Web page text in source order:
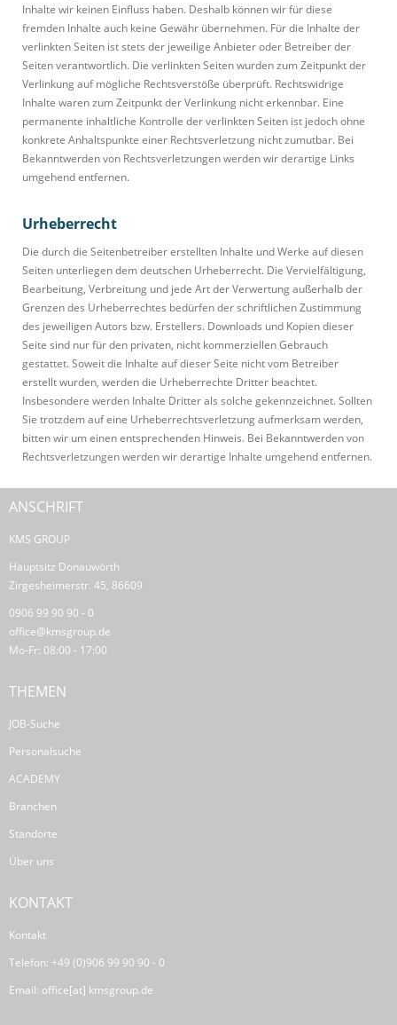
Inhalte wir keinen Einfluss haben. Deshalb können wir für diese
fremden Inhalte auch keine Gewähr übernehmen. Für die Inhalte der
verlinkten Seiten ist stets der jeweilige Anbieter oder Betreiber der
Seiten verantwortlich. Die verlinkten Seiten wurden zum Zeitpunkt der
Verlinkung auf mögliche Rechtsverstöße überprüft. Rechtswidrige
Inhalte waren zum Zeitpunkt der Verlinkung nicht erkennbar. Eine
permanente inhaltliche Kontrolle der verlinkten Seiten ist jedoch ohne
konkrete Anhaltspunkte einer Rechtsverletzung nicht zumutbar. Bei
Bekanntwerden von Rechtsverletzungen werden wir derartige Links
umgehend entfernen.
Urheberrecht
Die durch die Seitenbetreiber erstellten Inhalte und Werke auf diesen
Seiten unterliegen dem deutschen Urheberrecht. Die Vervielfältigung,
Bearbeitung, Verbreitung und jede Art der Verwertung außerhalb der
Grenzen des Urheberrechtes bedürfen der schriftlichen Zustimmung
des jeweiligen Autors bzw. Erstellers. Downloads und Kopien dieser
Seite sind nur für den privaten, nicht kommerziellen Gebrauch
gestattet. Soweit die Inhalte auf dieser Seite nicht vom Betreiber
erstellt wurden, werden die Urheberrechte Dritter beachtet.
Insbesondere werden Inhalte Dritter als solche gekennzeichnet. Sollten
Sie trotzdem auf eine Urheberrechtsverletzung aufmerksam werden,
bitten wir um einen entsprechenden Hinweis. Bei Bekanntwerden von
Rechtsverletzungen werden wir derartige Inhalte umgehend entfernen.
ANSCHRIFT
KMS GROUP
Hauptsitz Donauwörth
Zirgesheimerstr. 45, 86609
0906 99 90 90 - 0
office@kmsgroup.de
Mo-Fr: 08:00 - 17:00
THEMEN
JOB-Suche
Personalsuche
ACADEMY
Branchen
Standorte
Über uns
KONTAKT
Kontakt
Telefon: +49 (0)906 99 90 90 - 0
Email: office[at] kmsgroup.de